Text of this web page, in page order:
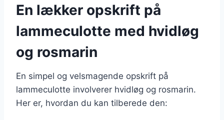
En lækker opskrift på
lammeculotte med hvidløg
og rosmarin
En simpel og velsmagende opskrift på
lammeculotte involverer hvidløg og rosmarin.
Her er, hvordan du kan tilberede den: